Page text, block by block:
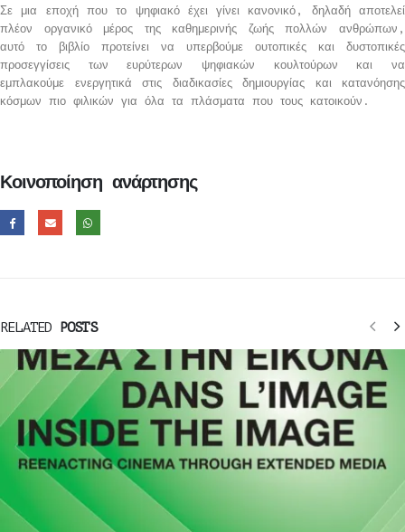
Σε μια εποχή που το ψηφιακό έχει γίνει κανονικό, δηλαδή αποτελεί
πλέον οργανικό μέρος της καθημερινής ζωής πολλών ανθρώπων,
αυτό το βιβλίο προτείνει να υπερβούμε ουτοπικές και δυστοπικές
προσεγγίσεις των ευρύτερων ψηφιακών κουλτούρων και να
εμπλακούμε ενεργητικά στις διαδικασίες δημιουργίας και κατανόησης
κόσμων πιο φιλικών για όλα τα πλάσματα που τους κατοικούν.
Κοινοποίηση ανάρτησης
RELATED POSTS